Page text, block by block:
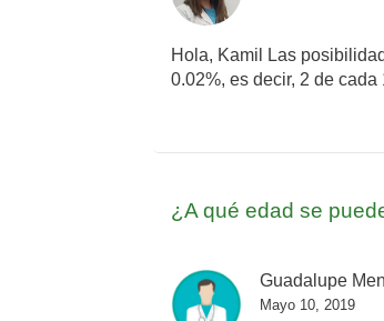
Hola, Kamil Las
0.02%, es decir, 2 de cada
¿A qué edad se
Guadalupe
Mayo 10, 2019